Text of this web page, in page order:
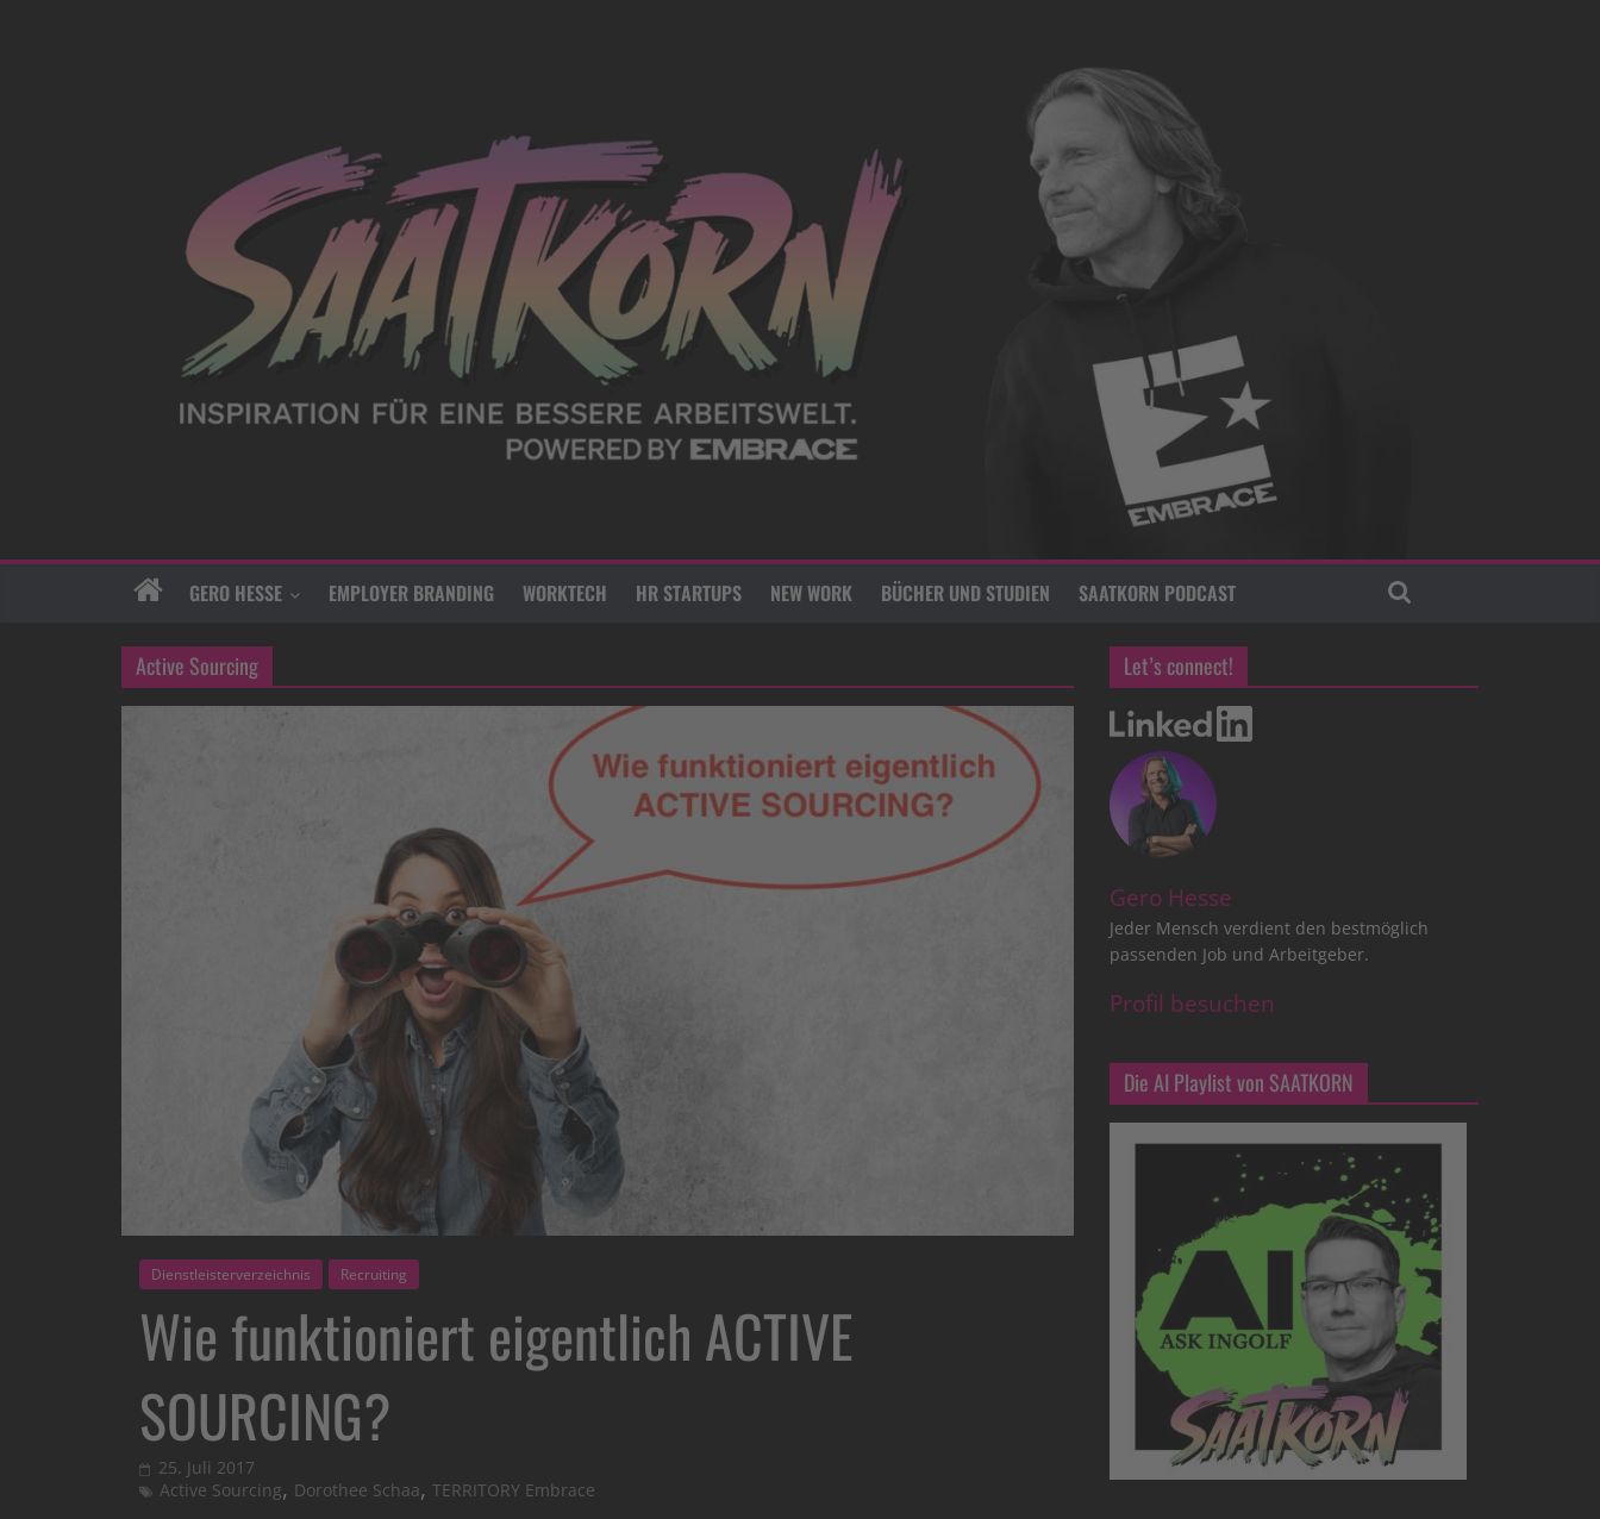
GERO HESSE EMPLOYER BRANDING WORKTECH HR STARTUPS NEW WORK BÜCHER UND STUDIEN SAATKORN PODCAST
Active Sourcing
Dienstleisterverzeichnis Recruiting
Wie funktioniert eigentlich ACTIVE
SOURCING?
25. Juli 2017
Active Sourcing, Dorothee Schaa, TERRITORY Embrace
Let’s connect!
Gero Hesse
Jeder Mensch verdient den bestmöglich
passenden Job und Arbeitgeber.
Profil besuchen
Die AI Playlist von SAATKORN